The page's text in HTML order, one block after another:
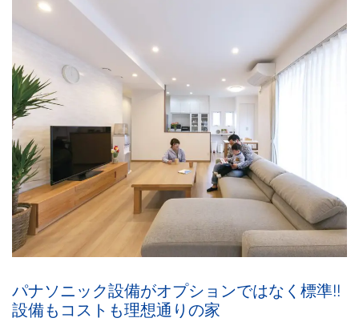
パナソニック設備がオプションではなく標準!!
設備もコストも理想通りの家